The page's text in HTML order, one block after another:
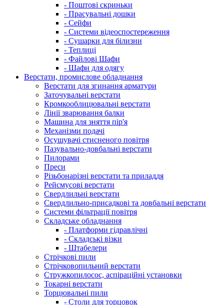
- Поштові скриньки
- Прасувальні дошки
- Сейфи
- Системи відеоспостереження
- Сушарки для білизни
- Теплиці
- Файлові Шафи
- Шафи для одягу
Верстати, промислове обладнання
Верстати для згинання арматури
Заточувальні верстати
Кромкооблицювальні верстати
Лінії зварювання балки
Машина для зняття пір'я
Механізми подачі
Осушувачі стисненого повітря
Пазувально-довбальні верстати
Пилорами
Преси
Різьбонарізні верстати та приладдя
Рейсмусові верстати
Свердлильні верстати
Свердлильно-присадкові та довбальні верстати
Системи фільтрації повітря
Складське обладнання
- Платформи гідравлічні
- Складські візки
- Штабелери
Стрічкові пили
Стрічковопильний верстати
Стружкопилосос, аспіраційні установки
Токарні верстати
Торцювальні пили
- Столи для торцовок